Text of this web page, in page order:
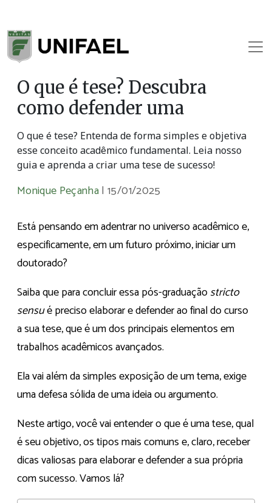
O que é tese? Descubra
como defender uma
O que é tese? Entenda de forma simples e objetiva
esse conceito acadêmico fundamental. Leia nosso
guia e aprenda a criar uma tese de sucesso!
Monique Peçanha |15/01/2025
Está pensando em adentrar no universo acadêmico e,
especificamente, em um futuro próximo, iniciar um
doutorado?
Saiba que para concluir essa pós-graduaçãostricto
sensué preciso elaborar e defender ao final do curso
a sua tese, que é um dos principais elementos em
trabalhos acadêmicos avançados.
Ela vai além da simples exposição de um tema, exige
uma defesa sólida de uma ideia ou argumento.
Neste artigo, você vai entender o que é uma tese, qual
é seu objetivo, os tipos mais comuns e, claro, receber
dicas valiosas para elaborar e defender a sua própria
com sucesso. Vamos lá?